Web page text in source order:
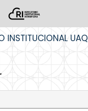
INSTITUCIONAL UAQ